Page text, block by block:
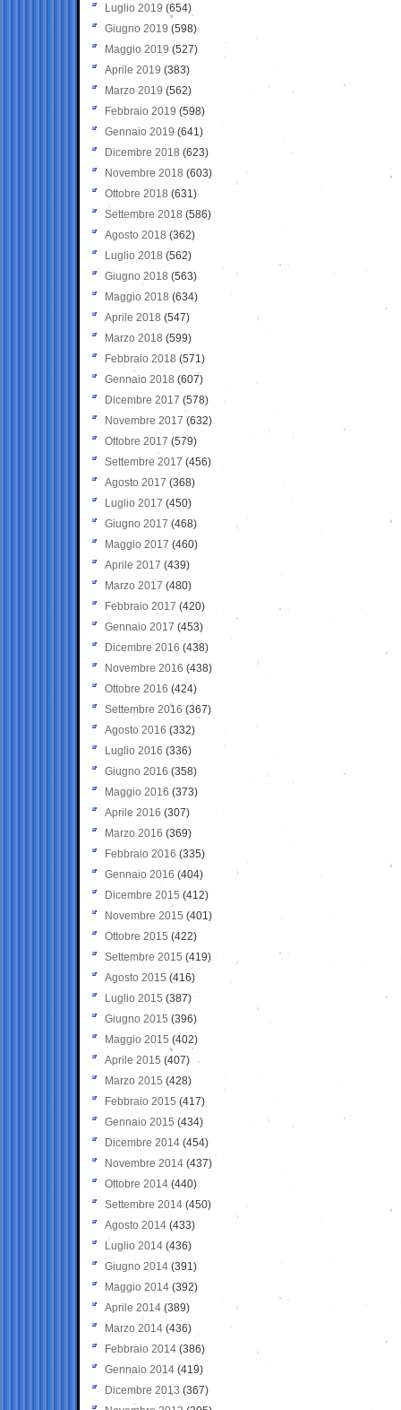
Luglio 2019 (654)
Giugno 2019 (598)
Maggio 2019 (527)
Aprile 2019 (383)
Marzo 2019 (562)
Febbraio 2019 (598)
Gennaio 2019 (641)
Dicembre 2018 (623)
Novembre 2018 (603)
Ottobre 2018 (631)
Settembre 2018 (586)
Agosto 2018 (362)
Luglio 2018 (562)
Giugno 2018 (563)
Maggio 2018 (634)
Aprile 2018 (547)
Marzo 2018 (599)
Febbraio 2018 (571)
Gennaio 2018 (607)
Dicembre 2017 (578)
Novembre 2017 (632)
Ottobre 2017 (579)
Settembre 2017 (456)
Agosto 2017 (368)
Luglio 2017 (450)
Giugno 2017 (468)
Maggio 2017 (460)
Aprile 2017 (439)
Marzo 2017 (480)
Febbraio 2017 (420)
Gennaio 2017 (453)
Dicembre 2016 (438)
Novembre 2016 (438)
Ottobre 2016 (424)
Settembre 2016 (367)
Agosto 2016 (332)
Luglio 2016 (336)
Giugno 2016 (358)
Maggio 2016 (373)
Aprile 2016 (307)
Marzo 2016 (369)
Febbraio 2016 (335)
Gennaio 2016 (404)
Dicembre 2015 (412)
Novembre 2015 (401)
Ottobre 2015 (422)
Settembre 2015 (419)
Agosto 2015 (416)
Luglio 2015 (387)
Giugno 2015 (396)
Maggio 2015 (402)
Aprile 2015 (407)
Marzo 2015 (428)
Febbraio 2015 (417)
Gennaio 2015 (434)
Dicembre 2014 (454)
Novembre 2014 (437)
Ottobre 2014 (440)
Settembre 2014 (450)
Agosto 2014 (433)
Luglio 2014 (436)
Giugno 2014 (391)
Maggio 2014 (392)
Aprile 2014 (389)
Marzo 2014 (436)
Febbraio 2014 (386)
Gennaio 2014 (419)
Dicembre 2013 (367)